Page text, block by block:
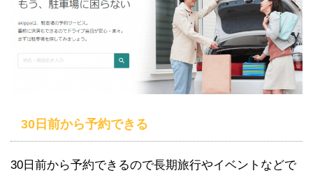
30日前から予約できる
30日前から予約できるので長期旅行やイベントなどで